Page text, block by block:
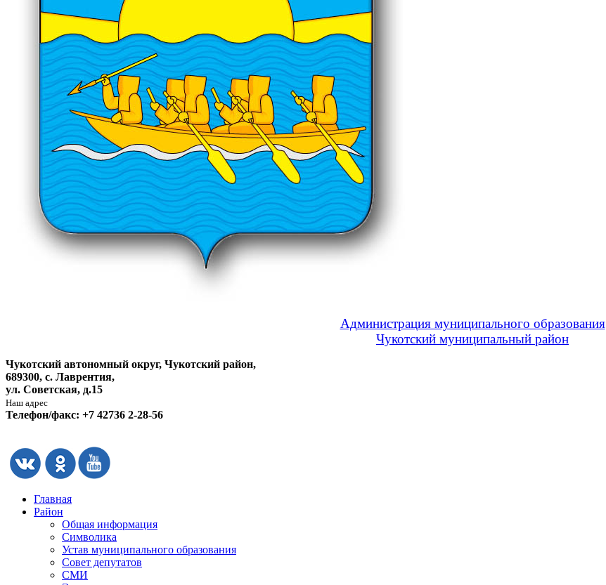
Администрация муниципального образования
Чукотский муниципальный район
Чукотский автономный округ, Чукотский район,
689300, с. Лаврентия,
ул. Советская, д.15
Наш адрес
Телефон/факс: +7 42736 2-28-56
Главная
Район
Общая информация
Символика
Устав муниципального образования
Совет депутатов
СМИ